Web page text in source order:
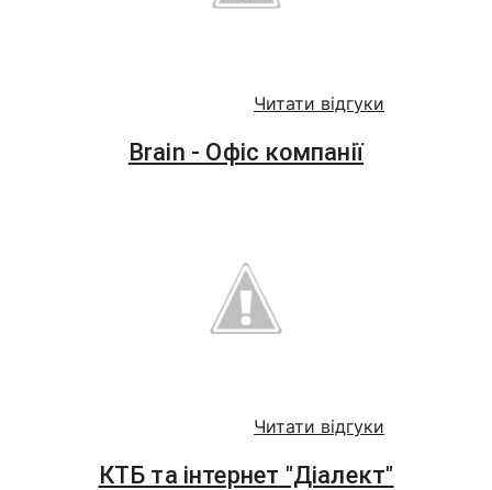
Читати відгуки
Brain - Офіс компанії
Читати відгуки
КТБ та інтернет "Діалект"